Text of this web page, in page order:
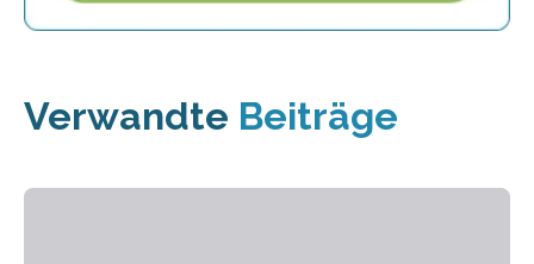
Verwandte Beiträge